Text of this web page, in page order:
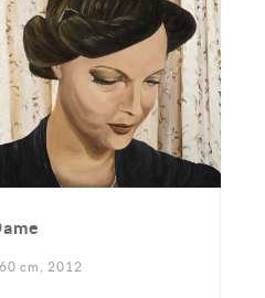
cm, 2012